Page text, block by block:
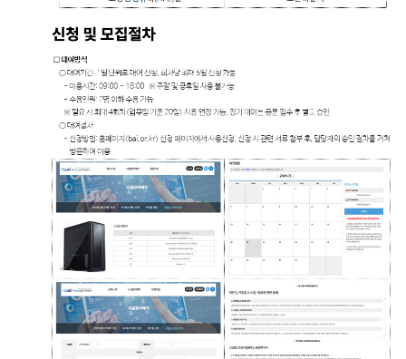
사업안내
자료실 홍보자료 정기간행물
BIPA소개 인사말 설립목적/연혁